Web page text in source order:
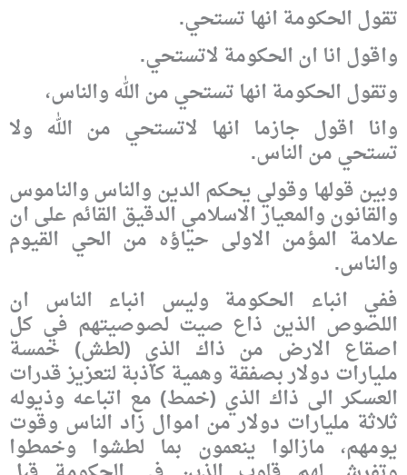
تقول الحكومة انها تستحي.
واقول انا ان الحكومة لاتستحي.
وتقول الحكومة انها تستحي من الله والناس،
وانا اقول جازما انها لاتستحي من الله ولا
تستحي من الناس.
وبين قولها وقولي يحكم الدين والناس والناموس
والقانون والمعيار الاسلامي الدقيق القائم على ان
علامة المؤمن الاولى حياؤه من الحي القيوم
والناس.
ففي انباء الحكومة وليس انباء الناس ان
اللصوص الذين ذاع صيت لصوصيتهم في كل
اصقاع الارض من ذاك الذي (لطش) خمسة
مليارات دولار بصفقة وهمية كاذبة لتعزيز قدرات
العسكر الى ذاك الذي (خمط) مع اتباعه وذيوله
ثلاثة مليارات دولار من اموال زاد الناس وقوت
يومهم، مازالوا ينعمون بما لطشوا وخمطوا